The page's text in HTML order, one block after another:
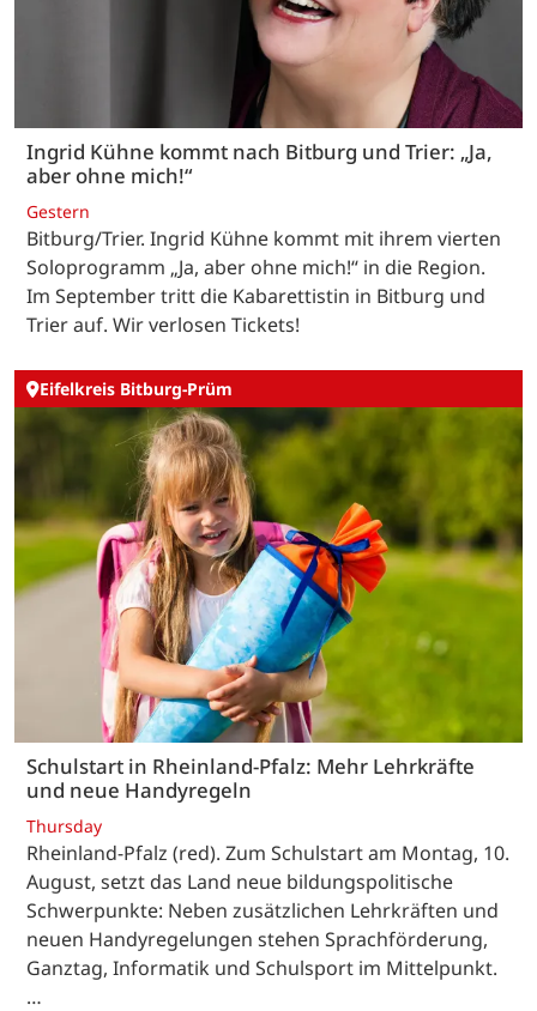
Ingrid Kühne kommt nach Bitburg und Trier: „Ja,
aber ohne mich!“
Gestern
Bitburg/Trier. Ingrid Kühne kommt mit ihrem vierten
Soloprogramm „Ja, aber ohne mich!“ in die Region.
Im September tritt die Kabarettistin in Bitburg und
Trier auf. Wir verlosen Tickets!
Eifelkreis Bitburg-Prüm
Schulstart in Rheinland-Pfalz: Mehr Lehrkräfte
und neue Handyregeln
Thursday
Rheinland-Pfalz (red). Zum Schulstart am Montag, 10.
August, setzt das Land neue bildungspolitische
Schwerpunkte: Neben zusätzlichen Lehrkräften und
neuen Handyregelungen stehen Sprachförderung,
Ganztag, Informatik und Schulsport im Mittelpunkt.
…